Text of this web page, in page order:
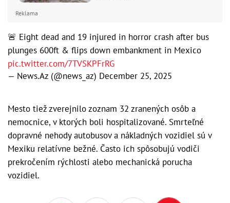
Reklama
🚨 Eight dead and 19 injured in horror crash after bus
plunges 600ft & flips down embankment in Mexico
pic.twitter.com/7TVSKPFrRG
— News.Az (@news_az) December 25, 2025
Mesto tiež zverejnilo zoznam 32 zranených osôb a
nemocnice, v ktorých boli hospitalizované. Smrteľné
dopravné nehody autobusov a nákladných vozidiel sú v
Mexiku relatívne bežné. Často ich spôsobujú vodiči
prekročením rýchlosti alebo mechanická porucha
vozidiel.